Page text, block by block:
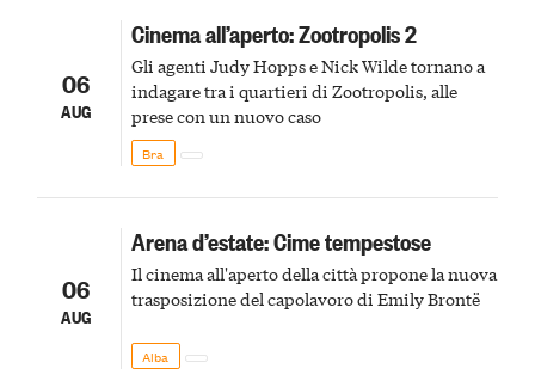
06
AUG
Cinema all’aperto: Zootropolis 2
Gli agenti Judy Hopps e Nick Wilde tornano a
indagare tra i quartieri di Zootropolis, alle
prese con un nuovo caso
Bra
06
AUG
Arena d’estate: Cime tempestose
Il cinema all'aperto della città propone la nuova
trasposizione del capolavoro di Emily Brontë
Alba